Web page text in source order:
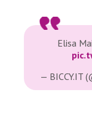
Elisa
— BICCY.IT